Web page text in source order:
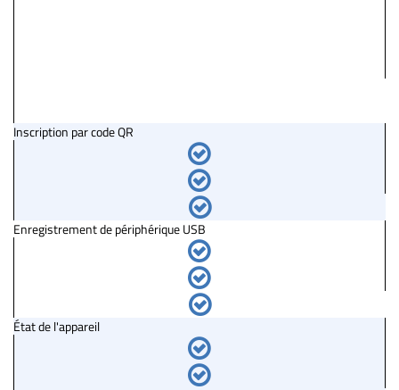
Inscription par code QR
Enregistrement de périphérique USB
État de l'appareil